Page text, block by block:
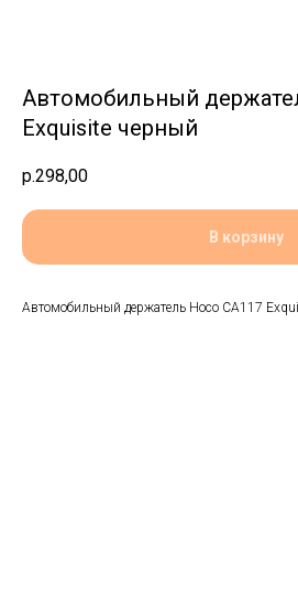
Автомобильный
Exquisite черный
р.298,00
В корзину
Автомобильный держатель Hoco CA117